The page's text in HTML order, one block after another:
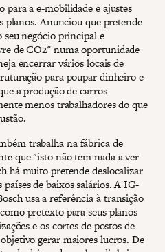
para a e-mobilidade e ajustes
planos. Anunciou que pretende
negócio principal e
de CO2" numa oportunidade
encerrar vários locais de
para poupar dinheiro e
a produção de carros
menos trabalhadores do que
trabalha na fábrica de
que "isto não tem nada a ver
há muito pretende deslocalizar
de baixos salários. A IG-
usa a referência à transição
pretexto para seus planos
e os cortes de postos de
gerar maiores lucros. De